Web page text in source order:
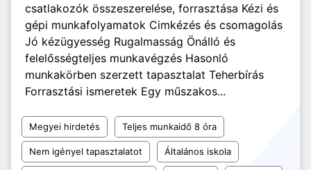
csatlakozók összeszerelése, forrasztása Kézi és
gépi munkafolyamatok Cimkézés és csomagolás
Jó kézügyesség Rugalmasság Önálló és
felelősségteljes munkavégzés Hasonló
munkakörben szerzett tapasztalat Teherbírás
Forrasztási ismeretek Egy műszakos...
Megyei hirdetés Teljes munkaidő 8 óra
Nem igényel tapasztalatot Általános iskola